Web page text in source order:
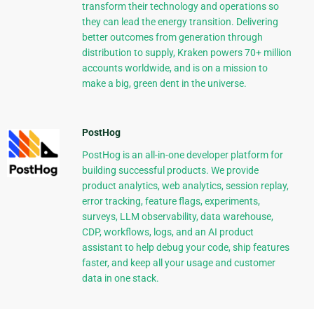
transform their technology and operations so
they can lead the energy transition. Delivering
better outcomes from generation through
distribution to supply, Kraken powers 70+ million
accounts worldwide, and is on a mission to
make a big, green dent in the universe.
PostHog
PostHog is an all-in-one developer platform for
building successful products. We provide
product analytics, web analytics, session replay,
error tracking, feature flags, experiments,
surveys, LLM observability, data warehouse,
CDP, workflows, logs, and an AI product
assistant to help debug your code, ship features
faster, and keep all your usage and customer
data in one stack.